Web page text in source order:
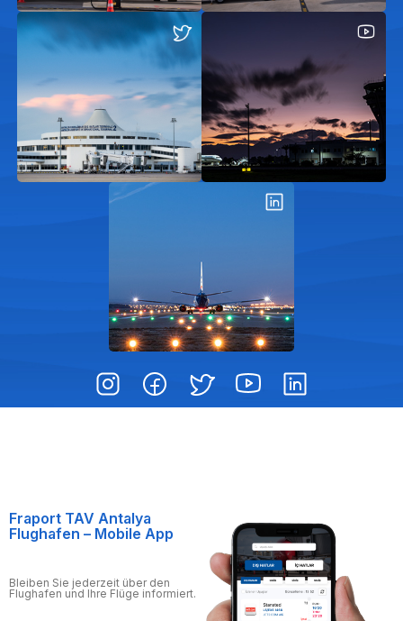
Fraport TAV Antalya
Flughafen – Mobile App
Bleiben Sie jederzeit über den
Flughafen und Ihre Flüge informiert.